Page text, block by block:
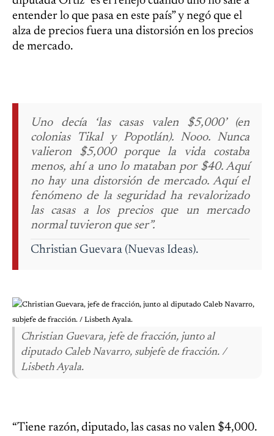
entender lo que pasa en este país” y negó que el
alza de precios fuera una distorsión en los precios
de mercado.
Uno decía ‘las casas valen $5,000’ (en
colonias Tikal y Popotlán). Nooo. Nunca
valieron $5,000 porque la vida costaba
menos, ahí a uno lo mataban por $40. Aquí
no hay una distorsión de mercado. Aquí el
fenómeno de la seguridad ha revalorizado
las casas a los precios que un mercado
normal tuvieron que ser”.
Christian Guevara (Nuevas Ideas).
Christian Guevara, jefe de fracción, junto al
diputado Caleb Navarro, subjefe de fracción. /
Lisbeth Ayala.
“Tiene razón, diputado, las casas no valen $4,000.